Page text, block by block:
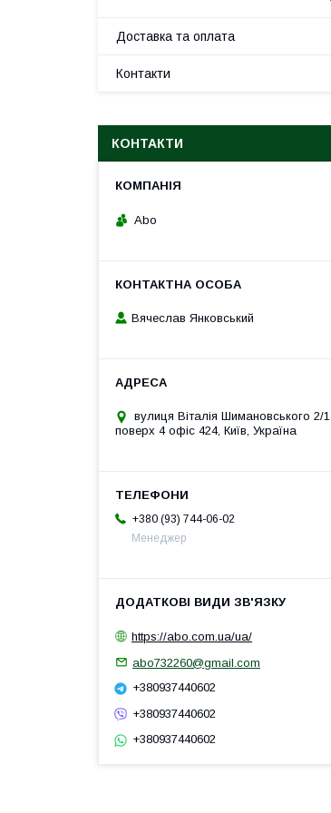
Доставка та оплата
Контакти
КОНТАКТИ
Abo
Вячеслав Янковський
вулиця Віталія Шимановського 2/1
поверх 4 офіс 424, Київ, Україна
+380 (93) 744-06-02
Менеджер
https://abo.com.ua/ua/
abo732260@gmail.com
+380937440602
+380937440602
+380937440602